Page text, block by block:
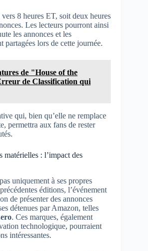
8 heures ET, soit deux heures
Les lecteurs pourront ainsi
les annonces et les
partagées lors de cette journée.
de "House of the
de Classification qui
qui, bien qu’elle ne remplace
permettra aux fans de rester
matérielles : l’impact des
uniquement à ses propres
éditions, l’événement
de présenter des annonces
détenues par Amazon, telles
. Ces marques, également
technologique, pourraient
intéressantes.